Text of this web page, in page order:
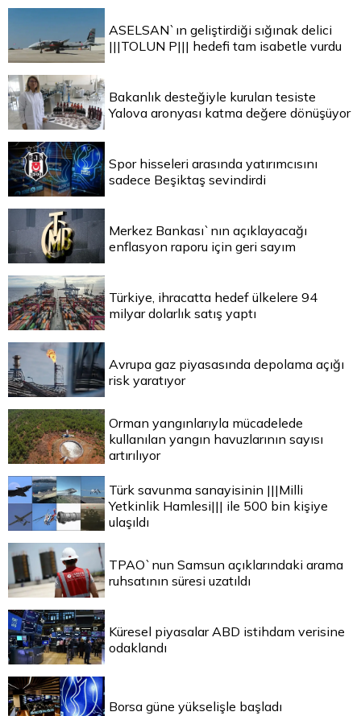
ASELSAN`ın geliştirdiği sığınak delici
|||TOLUN P||| hedefi tam isabetle vurdu
Bakanlık desteğiyle kurulan tesiste
Yalova aronyası katma değere dönüşüyor
Spor hisseleri arasında yatırımcısını
sadece Beşiktaş sevindirdi
Merkez Bankası`nın açıklayacağı
enflasyon raporu için geri sayım
Türkiye, ihracatta hedef ülkelere 94
milyar dolarlık satış yaptı
Avrupa gaz piyasasında depolama açığı
risk yaratıyor
Orman yangınlarıyla mücadelede
kullanılan yangın havuzlarının sayısı
artırılıyor
Türk savunma sanayisinin |||Milli
Yetkinlik Hamlesi||| ile 500 bin kişiye
ulaşıldı
TPAO`nun Samsun açıklarındaki arama
ruhsatının süresi uzatıldı
Küresel piyasalar ABD istihdam verisine
odaklandı
Borsa güne yükselişle başladı